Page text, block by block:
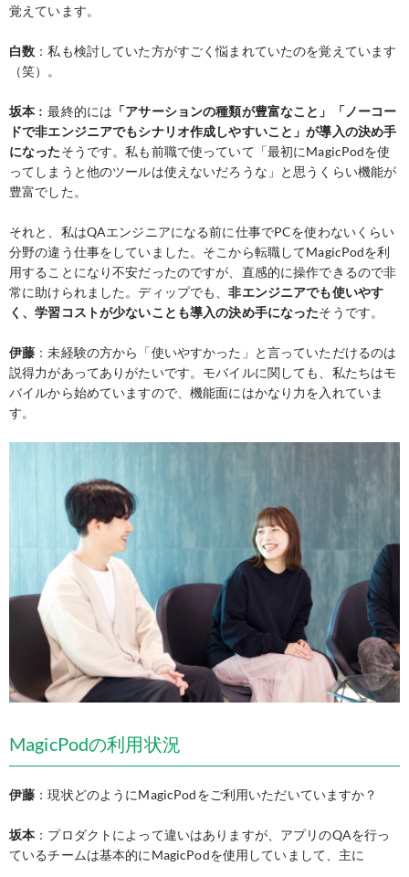
覚えています。
白数 ：私も検討していた方がすごく悩まれていたのを覚えています
（笑）。
坂本 ︰最終的には 「アサーションの種類が豊富なこと」「ノーコー
ドで非エンジニアでもシナリオ作成しやすいこと」が導入の決め手
になったそうです。私も前職で使っていて「最初にMagicPodを使
ってしまうと他のツールは使えないだろうな」と思うくらい機能が
豊富でした。
それと、私はQAエンジニアになる前に仕事でPCを使わないくらい
分野の違う仕事をしていました。そこから転職してMagicPodを利
用することになり不安だったのですが、直感的に操作できるので非
常に助けられました。ディップでも、非エンジニアでも使いやす
く、学習コストが少ないことも導入の決め手になったそうです。
伊藤 ：未経験の方から「使いやすかった」と言っていただけるのは
説得力があってありがたいです。モバイルに関しても、私たちはモ
バイルから始めていますので、機能面にはかなり力を入れていま
す。
MagicPodの利用状況
伊藤 ：現状どのようにMagicPodをご利用いただいていますか？
坂本 ：プロダクトによって違いはありますが、アプリのQAを行っ
ているチームは基本的にMagicPodを使用していまして、主に